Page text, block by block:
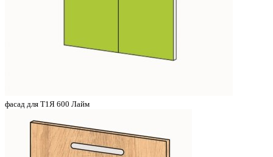
фасад для Т1Я 600 Лайм